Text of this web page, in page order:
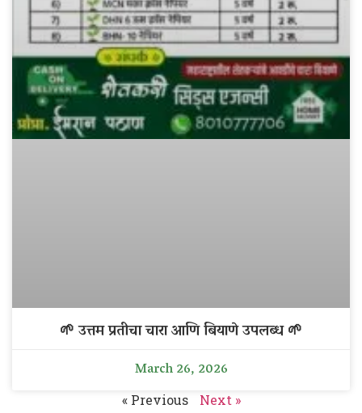
🌱 उत्तम प्रतीचा चारा आणि बियाणे उपलब्ध 🌱
March 26, 2026
« Previous Next »